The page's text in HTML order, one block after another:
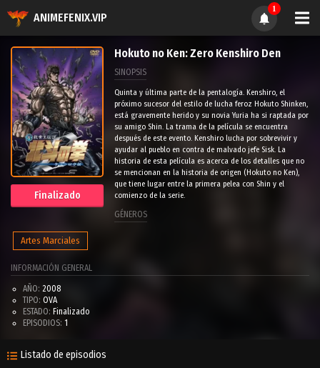
ANIMEFENIX.VIP
1
Finalizado
Hokuto no Ken: Zero Kenshiro Den
SINOPSIS
Quinta y última parte de la pentalogía. Kenshiro, el
próximo sucesor del estilo de lucha feroz Hokuto Shinken,
está gravemente herido y su novia Yuria ha si raptada por
su amigo Shin. La trama de la película se encuentra
después de este evento. Kenshiro lucha por sobrevivir y
ayudar al pueblo en contra de malvado jefe Sisk. La
historia de esta película es acerca de los detalles que no
se mencionan en la historia de origen (Hokuto no Ken),
que tiene lugar entre la primera pelea con Shin y el
comienzo de la serie.
GÉNEROS
Artes Marciales
INFORMACIÓN GENERAL
AÑO: 2008
TIPO: OVA
ESTADO: Finalizado
EPISODIOS: 1
Listado de episodios